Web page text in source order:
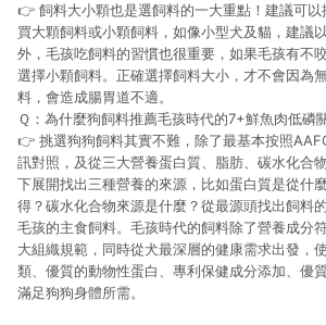
👉 飼料大小顆也是選飼料的一大重點！建議可
買大顆飼料或小顆飼料，如像小型犬及貓，建議
外，毛孩吃飼料的習慣也很重要，如果毛孩有不
選擇小顆飼料。正確選擇飼料大小，才不會因為
料，會造成腸胃道不適。
Ｑ：為什麼狗飼料推薦毛孩時代的7+鮮魚肉低磷
👉 挑選狗狗飼料其實不難，除了最基本按照
訊對照，及從三大營養蛋白質、脂肪、碳水化合
下展開找出三種營養的來源，比如蛋白質是從什
得？碳水化合物來源是什麼？從最源頭找出飼料
毛孩的主食飼料。毛孩時代的飼料除了營養成分
大組織規範，同時從犬最深層的健康需求出發，
類、優質的動物性蛋白、專利保健成分添加、優
滿足狗狗身體所需。